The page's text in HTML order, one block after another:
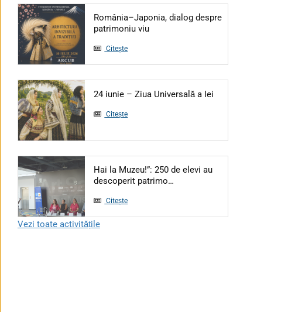
România–Japonia, dialog despre
patrimoniu viuArticol: România–Japonia, dialog
Citește
24 iunie – Ziua Universală a Iei
Citește
Hai la Muzeu!”: 250 de elevi au
descoperit patrimo…
Citește
Vezi toate activitățile